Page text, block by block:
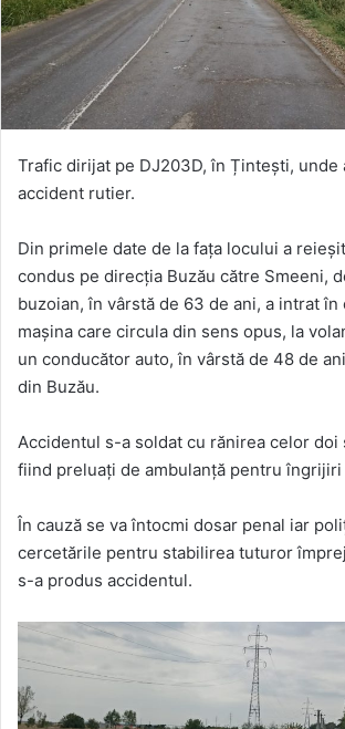
Trafic dirijat pe DJ203D, în Țintești, unde
accident rutier.
Din primele date de la fața locului a
condus pe direcția Buzău către Smeeni,
buzoian, în vârstă de 63 de ani, a intrat în
mașina care circula din sens opus, la
un conducător auto, în vârstă de 48 de
din Buzău.
Accidentul s-a soldat cu rănirea celor doi
fiind preluați de ambulanță pentru îngrijiri
În cauză se va întocmi dosar penal iar
cercetările pentru stabilirea tuturor
s-a produs accidentul.